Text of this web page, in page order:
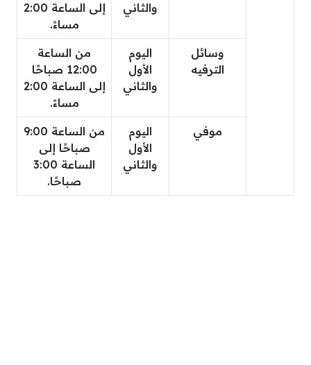
والثاني
إلى الساعة 2:00
مساءً.
وسائل
الترفيه
اليوم
الأول
والثاني
من الساعة
12:00 صباحًا
إلى الساعة 2:00
مساءً.
موفي
اليوم
الأول
والثاني
من الساعة 9:00
صباحًا إلى
الساعة 3:00
صباحًا.